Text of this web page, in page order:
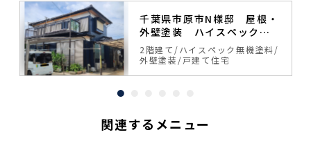
千葉県市原市N様邸 屋根・
外壁塗装 ハイスペック無
機塗料
2階建て
ハイスペック無機塗料
外壁塗装 戸建て住宅
関連するメニュー